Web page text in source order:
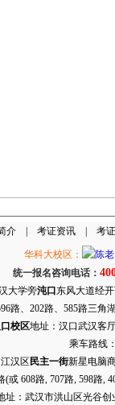
介| 考证资讯| 考
华科大校区：
统一报名咨询电话：
大学旁沌口 东风大道经
路、202路、585路三
校区地址：汉口武汉客
乘车路线
汉区 民主一街新星电脑
(或 608路, 707路, 598路,
址：武汉市洪山区光谷创